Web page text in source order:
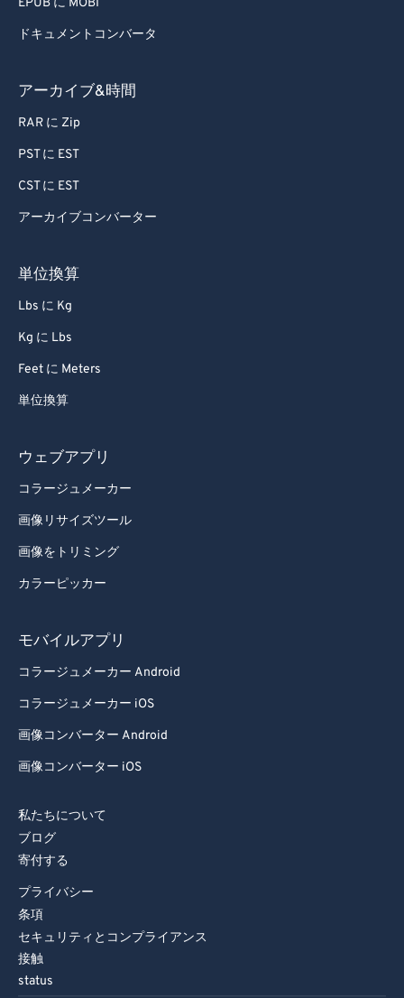
EPUB に MOBI
ドキュメントコンバータ
アーカイブ&時間
RAR に Zip
PST に EST
CST に EST
アーカイブコンバーター
単位換算
Lbs に Kg
Kg に Lbs
Feet に Meters
単位換算
ウェブアプリ
コラージュメーカー
画像リサイズツール
画像をトリミング
カラーピッカー
モバイルアプリ
コラージュメーカー Android
コラージュメーカー iOS
画像コンバーター Android
画像コンバーター iOS
私たちについて
ブログ
寄付する
プライバシー
条項
セキュリティとコンプライアンス
接触
status